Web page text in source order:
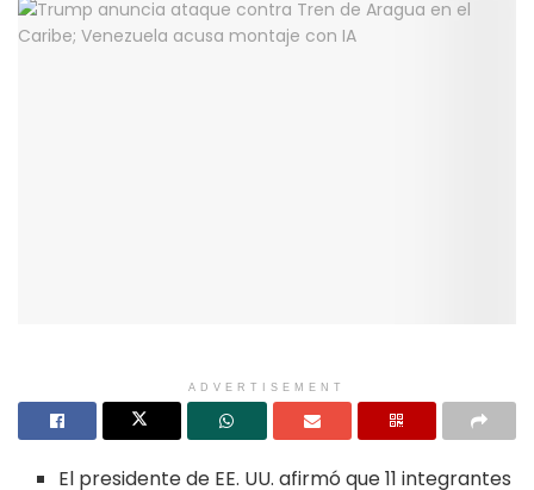
ADVERTISEMENT
El presidente de EE. UU. afirmó que 11 integrantes